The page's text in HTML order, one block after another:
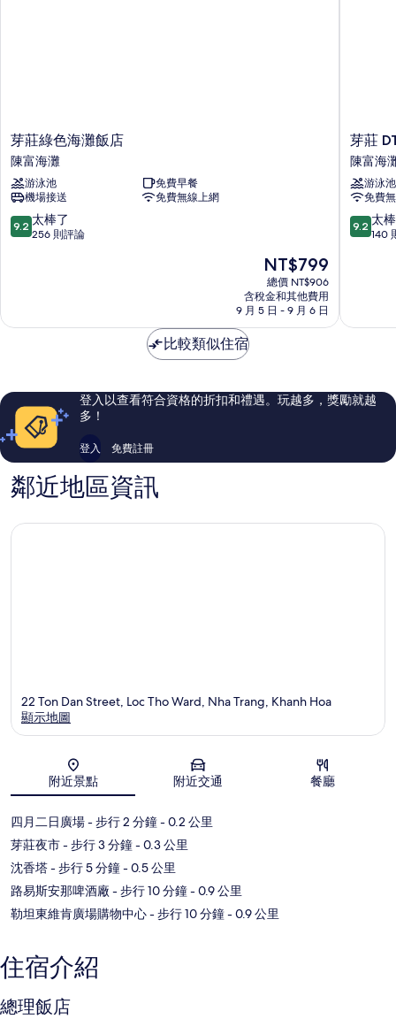
芽
莊
綠
色
海
灘
飯
芽莊綠色海灘飯店
陳富海灘
游泳池
免費早餐
機場接送
免費無線上網
9.2
分，
棒
評
論
9.2 太棒了
256 則評論
現
在
價
格
為
NT$799
總價 NT$906
含稅金和其他費用
9 月 5 日 - 9 月 6 日
芽
莊
DTX
飯
店
陳
富
芽莊
陳富海
游泳池
免費
9.2
分，
棒
評
論
9.2 太
140
比較類似住宿
登入以查看符合資格的折扣和禮遇。玩越多，獎勵就越
多！
登入 免費註冊
鄰近地區資訊
地圖
22 Ton Dan Street, Loc Tho Ward, Nha Trang, Khanh Hoa
顯示地圖
附近景點 附近交通 餐廳
四月二日廣場- 步行 2 分鐘- 0.2 公里
芽莊夜市- 步行 3 分鐘- 0.3 公里
沈香塔- 步行 5 分鐘- 0.5 公里
路易斯安那啤酒廠 - 步行 10 分鐘- 0.9 公里
勒坦東維肯廣場購物中心- 步行 10 分鐘- 0.9 公里
住宿介紹
總理飯店